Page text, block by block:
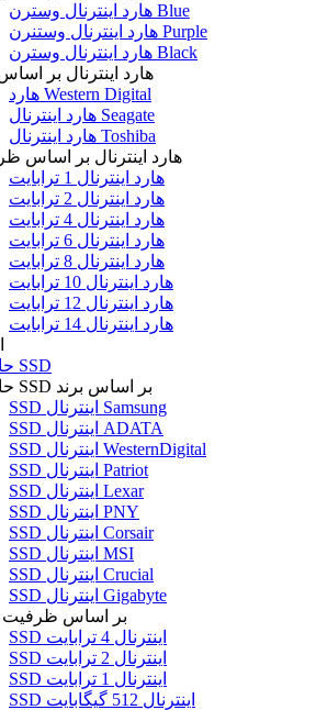
هارد اینترنال وسترن Blue
هارد اینترنال وستنرن Purple
هارد اینترنال وسترن Black
هارد اینترنال بر
هارد Western Digital
هارد اینترنال Seagate
هارد اینترنال Toshiba
هارد اینترنال بر اساس
هارد اینترنال 1 ترابایت
هارد اینترنال 2 ترابایت
هارد اینترنال 4 ترابایت
هارد اینترنال 6 ترابایت
هارد اینترنال 8 ترابایت
هارد اینترنال 10 ترابایت
هارد اینترنال 12 ترابایت
هارد اینترنال 14 ترابایت
حافظه SSD
حافظه SSD بر اساس برند
SSD اینترنال Samsung
SSD اینترنال ADATA
SSD اینترنال WesternDigital
SSD اینترنال Patriot
SSD اینترنال Lexar
SSD اینترنال PNY
SSD اینترنال Corsair
SSD اینترنال MSI
SSD اینترنال Crucial
SSD اینترنال Gigabyte
SSD بر اساس ظرفیت
SSD اینترنال 4 ترابایت
SSD اینترنال 2 ترابایت
SSD اینترنال 1 ترابایت
SSD اینترنال 512 گیگابایت